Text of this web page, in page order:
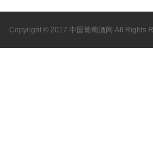
Copyright © 2017 中国葡萄酒网 All Rights